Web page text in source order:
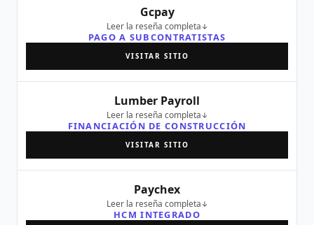
Gcpay
Leer la reseña completa
PAGO A SUBCONTRATISTAS
VISITAR SITIO
Lumber Payroll
Leer la reseña completa
FINANCIACIÓN DE CONSTRUCCIÓN
VISITAR SITIO
Paychex
Leer la reseña completa
HCM INTEGRADO